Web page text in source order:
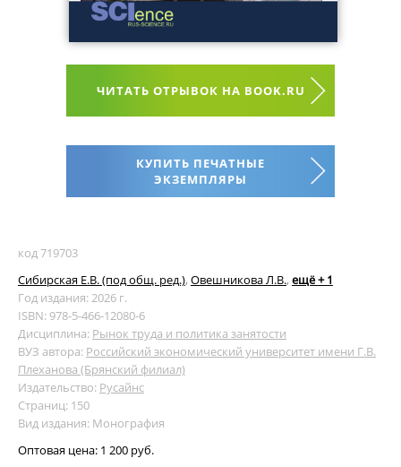
ЧИТАТЬ ОТРЫВОК НА BOOK.RU
КУПИТЬ ПЕЧАТНЫЕ
ЭКЗЕМПЛЯРЫ
код 719703
Сибирская Е.В. (под общ. ред.), Овешникова Л.В., ещё + 1
Год издания: 2026 г.
ISBN: 978-5-466-12080-6
Дисциплина: Рынок труда и политика занятости
ВУЗ автора: Российский экономический университет имени Г.В.
Плеханова (Брянский филиал)
Издательство: Русайнс
Страниц: 150
Вид издания: Монография
Оптовая цена: 1 200 руб.